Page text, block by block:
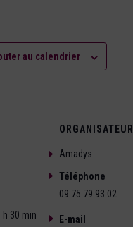
au calendrier
h 30 min
ORGANISATEUR
Amadys
Téléphone
09 75 79 93 02
E-mail